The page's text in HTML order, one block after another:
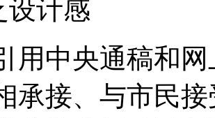
设计感
用中央通稿和
承接、与市民